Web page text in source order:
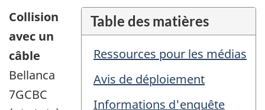
Table des matières
Ressources pour les médias
Avis de déploiement
Informations d'enquête
Collision
avec un
câble
Bellanca
7GCBC